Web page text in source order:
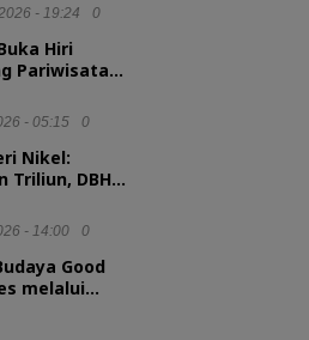
- 19:24
0
Hiri
Pariwisata
- 05:15
0
Nikel:
Triliun, DBH
- 14:00
0
Good
melalui